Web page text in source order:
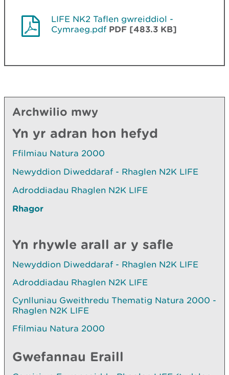
LIFE NK2 Taflen gwreiddiol -
Cymraeg.pdf PDF [483.3 KB]
Archwilio mwy
Yn yr adran hon hefyd
Ffilmiau Natura 2000
Newyddion Diweddaraf - Rhaglen N2K LIFE
Adroddiadau Rhaglen N2K LIFE
Rhagor
Yn rhywle arall ar y safle
Newyddion Diweddaraf - Rhaglen N2K LIFE
Adroddiadau Rhaglen N2K LIFE
Cynlluniau Gweithredu Thematig Natura 2000 -
Rhaglen N2K LIFE
Ffilmiau Natura 2000
Gwefannau Eraill